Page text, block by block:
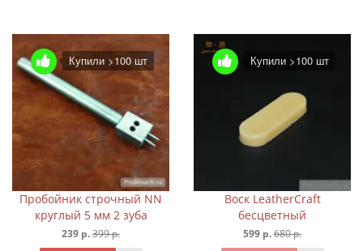
Купили >100 шт
Пробойник строчный NN
круглый 5 мм 2 зуба
239 р.399 р.
Купили >100 шт
Воск LeatherCraft
бесцветный
599 р.680 р.